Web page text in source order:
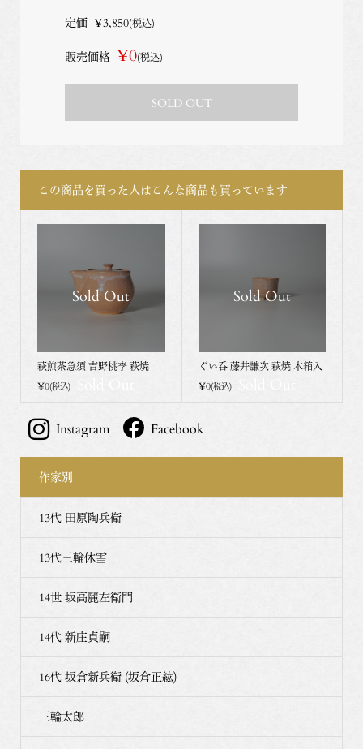
定価 ¥3,850(税込)
販売価格 ¥0(税込)
SOLD OUT
この商品を買った人はこんな商品も買っています
Sold Out
萩煎茶急須 吉野桃李 萩焼
¥0(税込)
Sold Out
ぐい呑 藤井謙次 萩焼 木箱入
¥0(税込)
Instagram Facebook
作家別
13代 田原陶兵衛
13代三輪休雪
14世 坂高麗左衛門
14代 新庄貞嗣
16代 坂倉新兵衛 (坂倉正紘)
三輪太郎